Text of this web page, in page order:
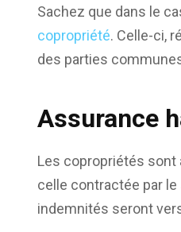
Sachez que dans le
copropriété. Celle-ci,
des parties
Assurance
Les copropriétés sont
celle contractée par
indemnités seront